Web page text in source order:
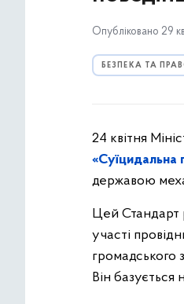
Опубліковано 29
БЕЗПЕКА ТА
24 квітня
«Суїцидальна
державою
Цей Стандарт
участі
громадського
Він базується